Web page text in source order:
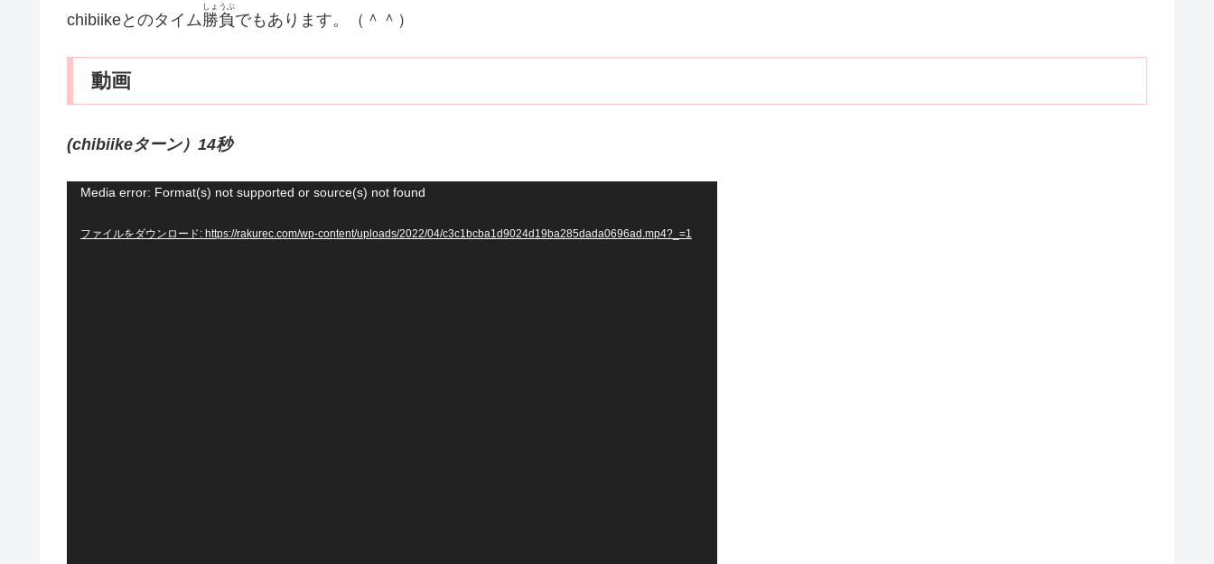
chibiikeとのタイム 勝負
しょうぶ
でもあります。（＾＾）
動画
(chibiikeターン）14秒
動Media error: Format(s) not supported or source(s) not found
ファイルをダウンロード: https://rakurec.com/wp-content/uploads/2022/04/c3c1bcba1d9024d19ba285dada0696ad.mp4?_=1